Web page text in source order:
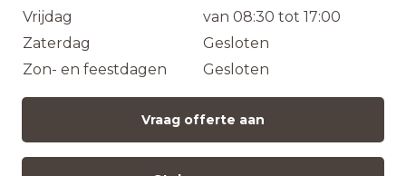
Vrijdag
van 08:30 tot 17:00
Zaterdag
Gesloten
Zon- en feestdagen
Gesloten
Vraag offerte aan